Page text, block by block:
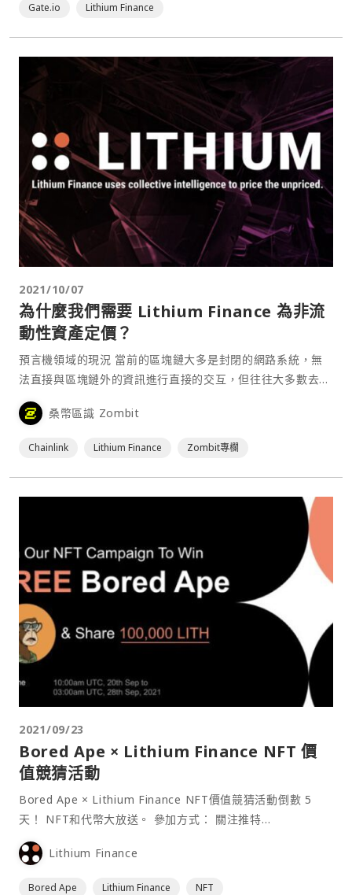
Gate.io Lithium Finance
2021/10/07
為什麼我們需要 Lithium Finance 為非流
動性資產定價？
預言機領域的現況 當前的區塊鏈大多是封閉的網路系統，無
法直接與區塊鏈外的資訊進行直接的交互，但往往大多數去中
心化應用在沒有外界數據的情況下，是沒有辦法有效運作的。
以去中心化借貸協議為例，這類應用需要實時捕捉加密資產的
桑幣區識 Zombit
Chainlink Lithium Finance Zombit專欄
2021/09/23
Bored Ape × Lithium Finance NFT 價
值競猜活動
Bored Ape × Lithium Finance NFT價值競猜活動倒數 5
天！ NFT和代幣大放送。 參加方式： 關注推特
@LithiumFinance⋯
Lithium Finance
Bored Ape Lithium Finance NFT